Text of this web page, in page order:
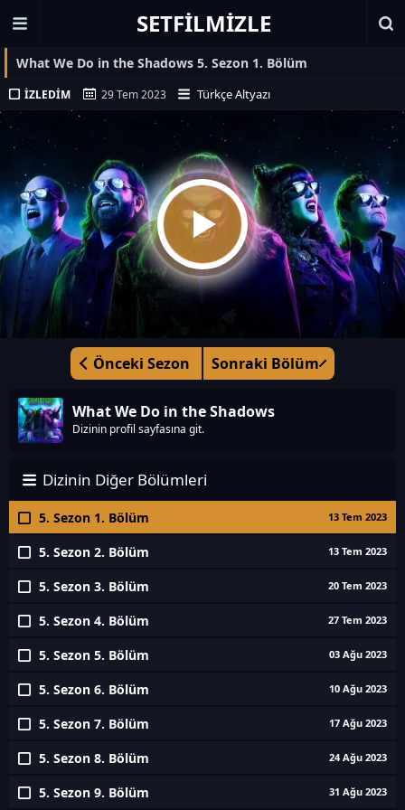
SETFILMIZLE
What We Do in the Shadows 5. Sezon 1. Bölüm
İZLEDIM 29 Tem 2023 Türkçe Altyazı
Önceki Sezon Sonraki Bölüm
What We Do in the Shadows
Dizinin profil sayfasına git.
Dizinin Diğer Bölümleri
5. Sezon 1. Bölüm 13 Tem 2023
5. Sezon 2. Bölüm 13 Tem 2023
5. Sezon 3. Bölüm 20 Tem 2023
5. Sezon 4. Bölüm 27 Tem 2023
5. Sezon 5. Bölüm 03 Ağu 2023
5. Sezon 6. Bölüm 10 Ağu 2023
5. Sezon 7. Bölüm 17 Ağu 2023
5. Sezon 8. Bölüm 24 Ağu 2023
5. Sezon 9. Bölüm 31 Ağu 2023